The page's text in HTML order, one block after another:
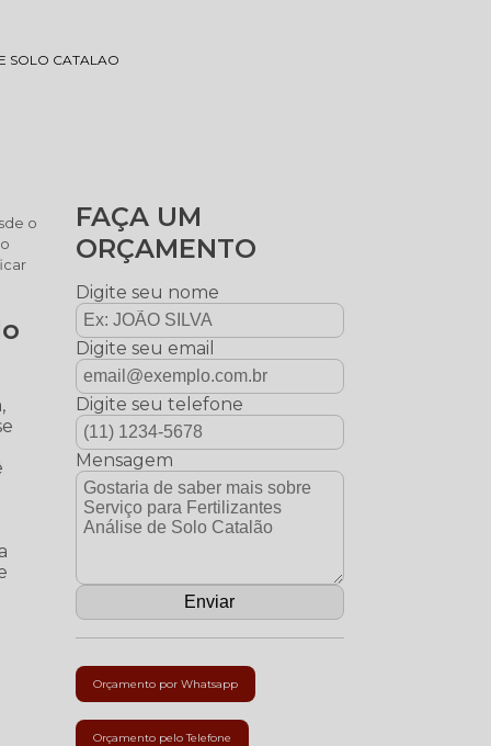
SOLO CATALAO
o
FAÇA UM
ORÇAMENTO
Digite seu nome
Digite seu email
Digite seu telefone
Mensagem
Orçamento por Whatsapp
Orçamento pelo Telefone